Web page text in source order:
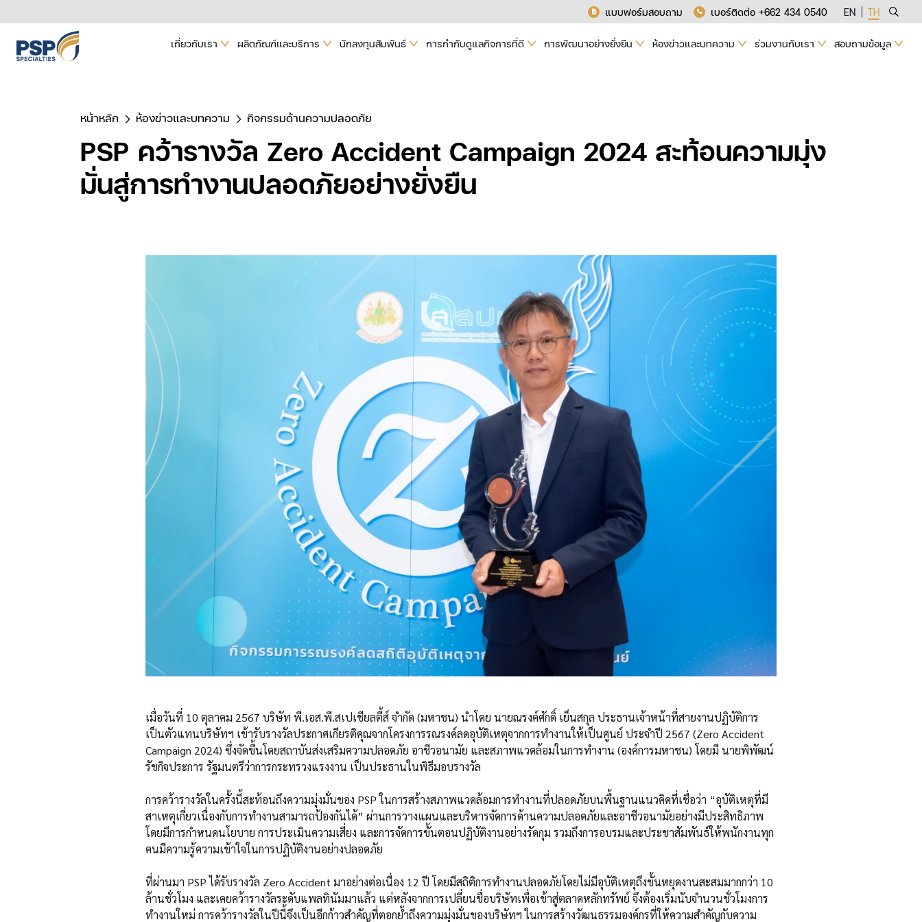
แบบฟอร์มสอบถาม เบอร์ติดต่อ +662 434 0540 EN TH
เกี่ยวกับเรา ผลิตภัณฑ์และบริการ นักลงทุนสัมพันธ์ การกำกับดูแลกิจการที่ดี การพัฒนาอย่างยั่งยืน ห้องข่าวและบทความ ร่วมงานกับเรา สอบถามข้อมูล
หน้าหลัก ห้องข่าวและบทความ กิจกรรมด้านความปลอดภัย
PSP คว้ารางวัล Zero Accident Campaign 2024 สะท้อนความมุ่ง
มั่นสู่การทำงานปลอดภัยอย่างยั่งยืน
เมื่อวันที่ 10 ตุลาคม 2567 บริษัท พี.เอส.พี.สเปเชียลตี้ส์ จำกัด (มหาชน) นำโดย นายณรงค์ศักดิ์ เย็นสกุล ประธานเจ้าหน้าที่สายงานปฏิบัติการ
เป็นตัวแทนบริษัทฯ เข้ารับรางวัลประกาศเกียรติคุณจากโครงการรณรงค์ลดอุบัติเหตุจากการทำงานให้เป็นศูนย์ ประจำปี 2567 (Zero Accident
Campaign 2024) ซึ่งจัดขึ้นโดยสถาบันส่งเสริมความปลอดภัย อาชีวอนามัย และสภาพแวดล้อมในการทำงาน (องค์การมหาชน) โดยมี นายพิพัฒน์
รัชกิจประการ รัฐมนตรีว่าการกระทรวงแรงงาน เป็นประธานในพิธีมอบรางวัล
การคว้ารางวัลในครั้งนี้สะท้อนถึงความมุ่งมั่นของ PSP ในการสร้างสภาพแวดล้อมการทำงานที่ปลอดภัยบนพื้นฐานแนวคิดที่เชื่อว่า “อุบัติเหตุที่มี
สาเหตุเกี่ยวเนื่องกับการทำงานสามารถป้องกันได้” ผ่านการวางแผนและบริหารจัดการด้านความปลอดภัยและอาชีวอนามัยอย่างมีประสิทธิภาพ
โดยมีการกำหนดนโยบาย การประเมินความเสี่ยง และการจัดการขั้นตอนปฏิบัติงานอย่างรัดกุม รวมถึงการอบรมและประชาสัมพันธ์ให้พนักงานทุก
คนมีความรู้ความเข้าใจในการปฏิบัติงานอย่างปลอดภัย
ที่ผ่านมา PSP ได้รับรางวัล Zero Accident มาอย่างต่อเนื่อง 12 ปี โดยมีสถิติการทำงานปลอดภัยโดยไม่มีอุบัติเหตุถึงขั้นหยุดงานสะสมมากกว่า 10
ล้านชั่วโมง และเคยคว้ารางวัลระดับแพลทินัมมาแล้ว แต่หลังจากการเปลี่ยนชื่อบริษัทเพื่อเข้าสู่ตลาดหลักทรัพย์ จึงต้องเริ่มนับจำนวนชั่วโมงการ
ทำงานใหม่ การคว้ารางวัลในปีนี้จึงเป็นอีกก้าวสำคัญที่ตอกย้ำถึงความมุ่งมั่นของบริษัทฯ ในการสร้างวัฒนธรรมองค์กรที่ให้ความสำคัญกับความ